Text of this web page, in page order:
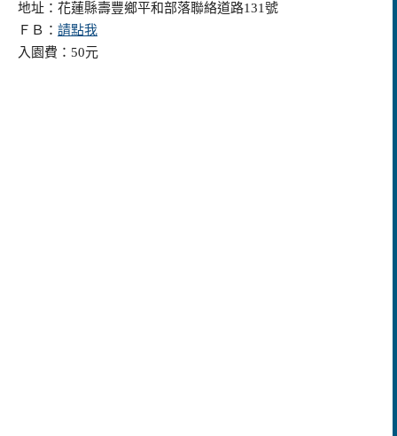
地址：花蓮縣壽豐鄉平和部落聯絡道路131號
ＦＢ： 請點我
入園費：50元